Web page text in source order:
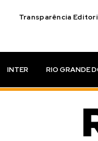
Transparência
INTER RIO GRANDE